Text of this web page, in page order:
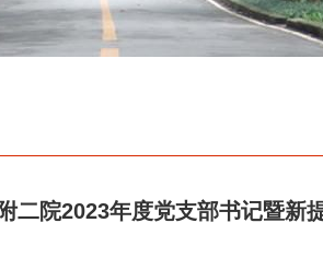
二院2023年度党支部书记暨新